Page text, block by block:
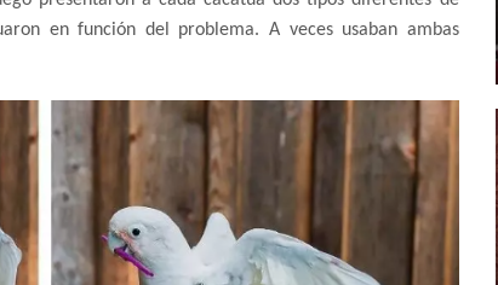
en función del problema. A veces usaban ambas